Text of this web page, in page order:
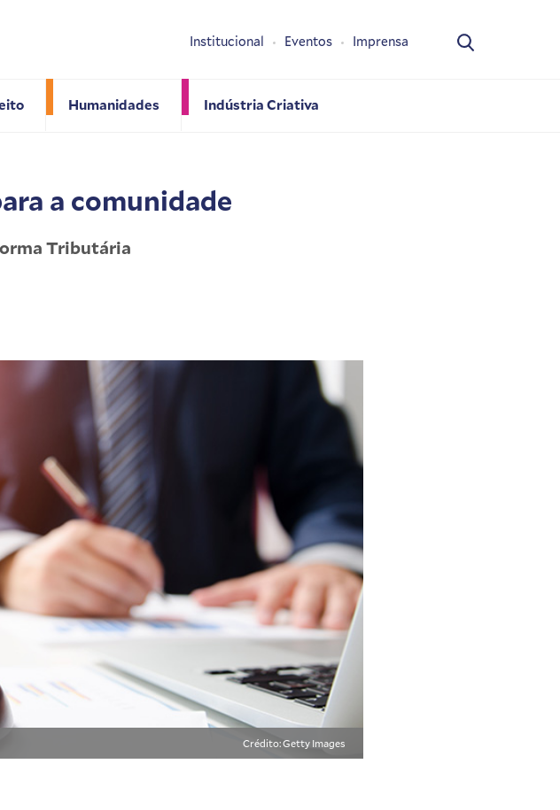
Humanidades Indústria Criativa
Institucional Eventos Imprensa
a comunidade
Tributária
Crédito: Getty Images